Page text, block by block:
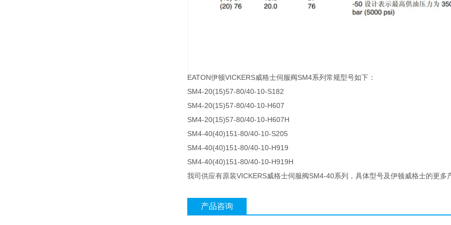
EATON伊顿VICKERS威格士伺服阀SM4系列常规型号如下：
SM4-20(15)57-80/40-10-S182
SM4-20(15)57-80/40-10-H607
SM4-20(15)57-80/40-10-H607H
SM4-40(40)151-80/40-10-S205
SM4-40(40)151-80/40-10-H919
SM4-40(40)151-80/40-10-H919H
我司供应有原装VICKERS威格士伺服阀SM4-40系列，具体型号及伊顿威格士的更多
产品咨询